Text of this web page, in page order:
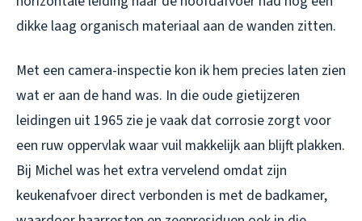
dikke laag organisch materiaal aan de wanden zitten.
Met een camera-inspectie kon ik hem precies laten zien
wat er aan de hand was. In die oude gietijzeren
leidingen uit 1965 zie je vaak dat corrosie zorgt voor
een ruw oppervlak waar vuil makkelijk aan blijft plakken.
Bij Michel was het extra vervelend omdat zijn
keukenafvoer direct verbonden is met de badkamer,